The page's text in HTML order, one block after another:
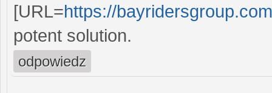
[URL=https://
potent solution.
odpowiedz